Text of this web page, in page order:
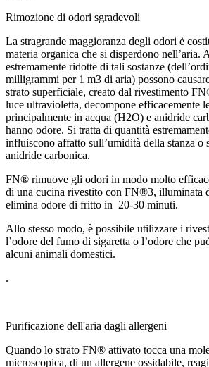
Rimozione di odori sgradevoli
La stragrande maggioranza degli odori è
materia organica che si disperdono nell’aria.
estremamente ridotte di tali sostanze
milligrammi per 1 m3 di aria) possono
strato superficiale, creato dal rivestimento
luce ultravioletta, decompone efficacemente
principalmente in acqua (H2O) e anidride
hanno odore. Si tratta di quantità
influiscono affatto sull’umidità della stanza o
anidride carbonica.
FN® rimuove gli odori in modo molto
di una cucina rivestito con FN®3, illuminata
elimina odore di fritto in 20-30 minuti.
Allo stesso modo, è possibile utilizzare i
l’odore del fumo di sigaretta o l’odore che
alcuni animali domestici.
.
Purificazione dell'aria dagli allergeni
Quando lo strato FN® attivato tocca una
microscopica, di un allergene ossidabile,